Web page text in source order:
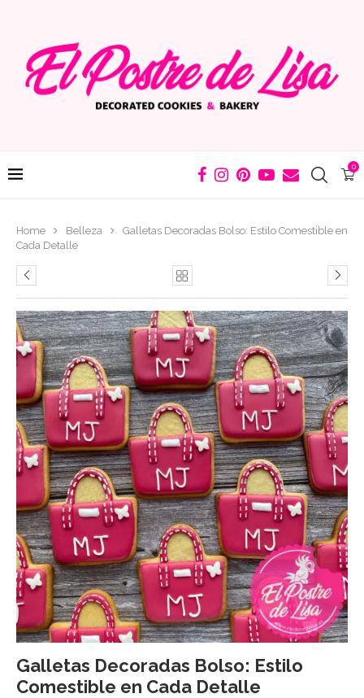
0
Home Belleza
Galletas Decoradas Bolso: Estilo Comestible en
Cada Detalle
Galletas Decoradas Bolso: Estilo
Comestible en Cada Detalle